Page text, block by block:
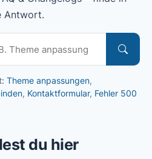
Antwort.
Theme anpassungen,
, Kontaktformular, Fehler 500
du hier